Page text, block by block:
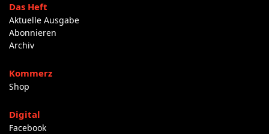
Das Heft
Aktuelle Ausgabe
Abonnieren
Archiv
Kommerz
Shop
Digital
Facebook